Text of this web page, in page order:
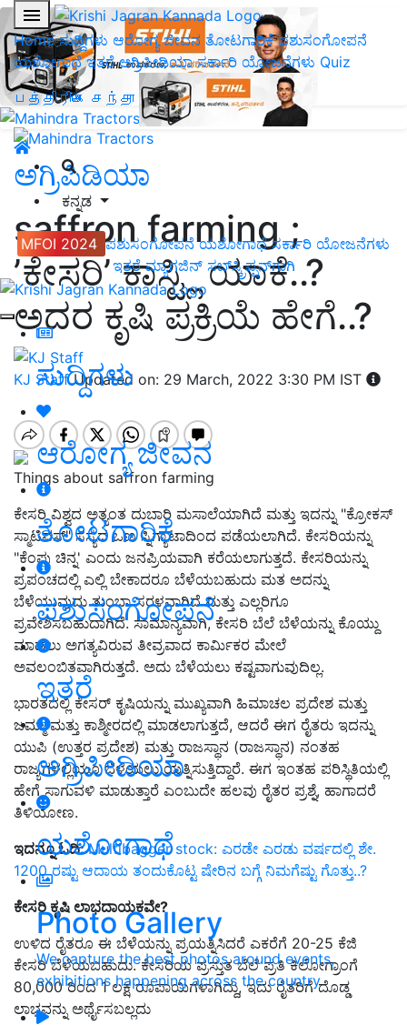
Home ಸುದ್ದಿಗಳು ಆರೋಗ್ಯ ಜೀವನ ತೋಟಗಾರಿಕೆಪಶುಸಂಗೋಪನೆ
ಯಶೋಗಾಥೆ ಇತರೆ ಅಗ್ರಿಪೀಡಿಯಾ ಸರ್ಕಾರಿ ಯೋಜನೆಗಳು Quiz
பத்திரிகை சந்தா
ಕನ್ನಡ
MFOI 2024 ಪಶುಸಂಗೋಪನೆ ಯಶೋಗಾಥೆ ಸರ್ಕಾರಿ ಯೋಜನೆಗಳು
ಇತರೆ ಮ್ಯಾಗಜಿನ್‌ ಸಬ್‌ಸ್ಕ್ರಿಪ್ಷನ್‌ಗಾಗಿ
ಸುದ್ದಿಗಳು
ಆರೋಗ್ಯ ಜೀವನ
ತೋಟಗಾರಿಕೆ
ಪಶುಸಂಗೋಪನೆ
ಇತರೆ
ಅಗ್ರಿಪೀಡಿಯಾ
ಯಶೋಗಾಥೆ
Photo Gallery
We capture the best photos around events,
exhibitions happening across the country
ಅಗ್ರಿಪಿಡಿಯಾ
saffron farming ;
ʼಕೇಸರಿʼ ಕಾಸ್ಟ್ಲಿ ಯಾಕೆ..?
ಅದರ ಕೃಷಿ ಪ್ರಕ್ರಿಯೆ ಹೇಗೆ..?
KJ StaffUpdated on: 29 March, 2022 3:30 PM IST
Things about saffron farming
ಕೇಸರಿ ವಿಶ್ವದ ಅತ್ಯಂತ ದುಬಾರಿ ಮಸಾಲೆಯಾಗಿದೆ ಮತ್ತು ಇದನ್ನು "ಕ್ರೋಕಸ್
ಸ್ಮಾಟಿವಸ್" ಸಸ್ಯದ ಒಣ ಸ್ನಿಗ್ಯಾಟಾದಿಂದ ಪಡೆಯಲಾಗಿದೆ. ಕೇಸರಿಯನ್ನು
"ಕೆಂಪು ಚಿನ್ನ' ಎಂದು ಜನಪ್ರಿಯವಾಗಿ ಕರೆಯಲಾಗುತ್ತದೆ. ಕೇಸರಿಯನ್ನು
ಪ್ರಪಂಚದಲ್ಲಿ ಎಲ್ಲಿ ಬೇಕಾದರೂ ಬೆಳೆಯಬಹುದು ಮತ ಅದನ್ನು
ಬೆಳೆಯುವುದು ತುಂಬಾ ಸರಳವಾಗಿದೆ ಮತ್ತು ಎಲ್ಲರಿಗೂ
ಪ್ರವೇಶಿಸಬಹುದಾಗಿದೆ. ಸಾಮಾನ್ಯವಾಗಿ, ಕೇಸರಿ ಬೆಲೆ ಬೆಳೆಯನ್ನು ಕೊಯ್ದು
ಮಾಡಲು ಅಗತ್ಯವಿರುವ ತೀವ್ರವಾದ ಕಾರ್ಮಿಕರ ಮೇಲೆ
ಅವಲಂಬಿತವಾಗಿರುತ್ತದೆ. ಅದು ಬೆಳೆಯಲು ಕಷ್ಟವಾಗುವುದಿಲ್ಲ.
ಭಾರತದಲ್ಲಿ ಕೇಸರ್ ಕೃಷಿಯನ್ನು ಮುಖ್ಯವಾಗಿ ಹಿಮಾಚಲ ಪ್ರದೇಶ ಮತ್ತು
ಜಮ್ಮು ಮತ್ತು ಕಾಶ್ಮೀರದಲ್ಲಿ ಮಾಡಲಾಗುತ್ತದೆ, ಆದರೆ ಈಗ ರೈತರು ಇದನ್ನು
ಯುಪಿ (ಉತ್ತರ ಪ್ರದೇಶ) ಮತ್ತು ರಾಜಸ್ಥಾನ (ರಾಜಸ್ಥಾನ) ನಂತಹ
ರಾಜ್ಯಗಳಲ್ಲಿಯೂ ಬೆಳೆಯಲು ಯತ್ನಿಸುತ್ತಿದ್ದಾರೆ. ಈಗ ಇಂತಹ ಪರಿಸ್ಥಿತಿಯಲ್ಲಿ
ಹೇಗೆ ಸಾಗುವಳಿ ಮಾಡುತ್ತಾರೆ ಎಂಬುದೇ ಹಲವು ರೈತರ ಪ್ರಶ್ನೆ, ಹಾಗಾದರೆ
ತಿಳಿಯೋಣ.
ಇದನ್ನೂ ಓದಿ:Multibagger stock: ಎರಡೇ ಎರಡು ವರ್ಷದಲ್ಲಿ ಶೇ.
1200 ರಷ್ಟು ಆದಾಯ ತಂದುಕೊಟ್ಟ ಷೇರಿನ ಬಗ್ಗೆ ನಿಮಗೆಷ್ಟು ಗೊತ್ತು..?
ಕೇಸರಿ ಕೃಷಿ ಲಾಭದಾಯಕವೇ?
ಉಳಿದ ರೈತರೂ ಈ ಬೆಳೆಯನ್ನು ಪ್ರಯತ್ನಿಸಿದರೆ ಎಕರೆಗೆ 20-25 ಕೆಜಿ
ಕೇಸರಿ ಬೆಳೆಯಬಹುದು. ಕೇಸರಿಯ ಪ್ರಸ್ತುತ ಬೆಲೆ ಪ್ರತಿ ಕಿಲೋಗ್ರಾಂಗೆ
80,000 ರಿಂದ 1 ಲಕ್ಷ ರೂಪಾಯಿಗಳಾಗಿದ್ದು, ಇದು ರೈತರಿಗೆ ದೊಡ್ಡ
ಲಾಭವನ್ನು ಅರ್ಥೈಸಬಲ್ಲದು